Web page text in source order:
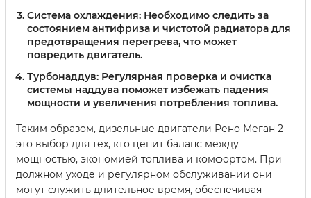
Система охлаждения: Необходимо следить за
состоянием антифриза и чистотой радиатора для
предотвращения перегрева, что может
повредить двигатель.
Турбонаддув: Регулярная проверка и очистка
системы наддува поможет избежать падения
мощности и увеличения потребления топлива.
Таким образом, дизельные двигатели Рено Меган 2 –
это выбор для тех, кто ценит баланс между
мощностью, экономией топлива и комфортом. При
должном уходе и регулярном обслуживании они
могут служить длительное время, обеспечивая